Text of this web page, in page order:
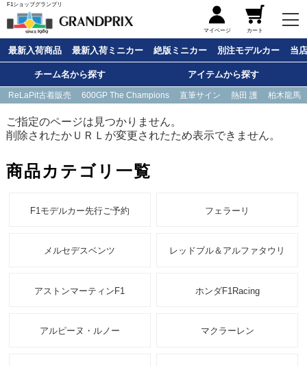
F1ショップグランプリ
マイページ カート
最新入荷商品 最新入荷ミニカー 絶版ミニカー 別注モデルカー 当
チーム名から探す アイテムから探す
ReLaPit古着販売 600GP The Champions 直筆サイン 熱田 護 柏木龍馬
ご指定のページは見つかりません。
削除されたかＵＲＬが変更されたため表示できません。
商品カテゴリ一覧
F1モデルカー先行ご予約 フェラーリ
メルセデスベンツ レッドブル＆アルファタウリ
アストンマーティンF1 ホンダF1Racing
アルピーヌ・ルノー マクラーレン